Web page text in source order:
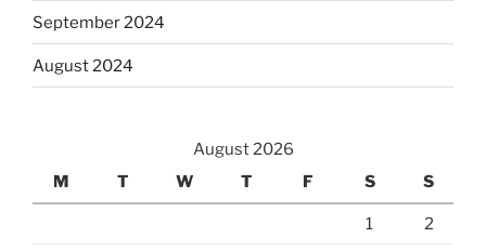
September 2024
August 2024
August 2026
M
T W T F S S
1 2